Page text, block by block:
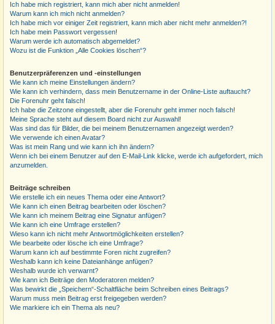
Ich habe mich registriert, kann mich aber nicht anmelden!
Warum kann ich mich nicht anmelden?
Ich habe mich vor einiger Zeit registriert, kann mich aber nicht mehr anmelden?!
Ich habe mein Passwort vergessen!
Warum werde ich automatisch abgemeldet?
Wozu ist die Funktion „Alle Cookies löschen“?
Benutzerpräferenzen und -einstellungen
Wie kann ich meine Einstellungen ändern?
Wie kann ich verhindern, dass mein Benutzername in der Online-Liste auftaucht?
Die Forenuhr geht falsch!
Ich habe die Zeitzone eingestellt, aber die Forenuhr geht immer noch falsch!
Meine Sprache steht auf diesem Board nicht zur Auswahl!
Was sind das für Bilder, die bei meinem Benutzernamen angezeigt werden?
Wie verwende ich einen Avatar?
Was ist mein Rang und wie kann ich ihn ändern?
Wenn ich bei einem Benutzer auf den E-Mail-Link klicke, werde ich aufgefordert, mich
anzumelden.
Beiträge schreiben
Wie erstelle ich ein neues Thema oder eine Antwort?
Wie kann ich einen Beitrag bearbeiten oder löschen?
Wie kann ich meinem Beitrag eine Signatur anfügen?
Wie kann ich eine Umfrage erstellen?
Wieso kann ich nicht mehr Antwortmöglichkeiten erstellen?
Wie bearbeite oder lösche ich eine Umfrage?
Warum kann ich auf bestimmte Foren nicht zugreifen?
Weshalb kann ich keine Dateianhänge anfügen?
Weshalb wurde ich verwarnt?
Wie kann ich Beiträge den Moderatoren melden?
Was bewirkt die „Speichern“-Schaltfläche beim Schreiben eines Beitrags?
Warum muss mein Beitrag erst freigegeben werden?
Wie markiere ich ein Thema als neu?